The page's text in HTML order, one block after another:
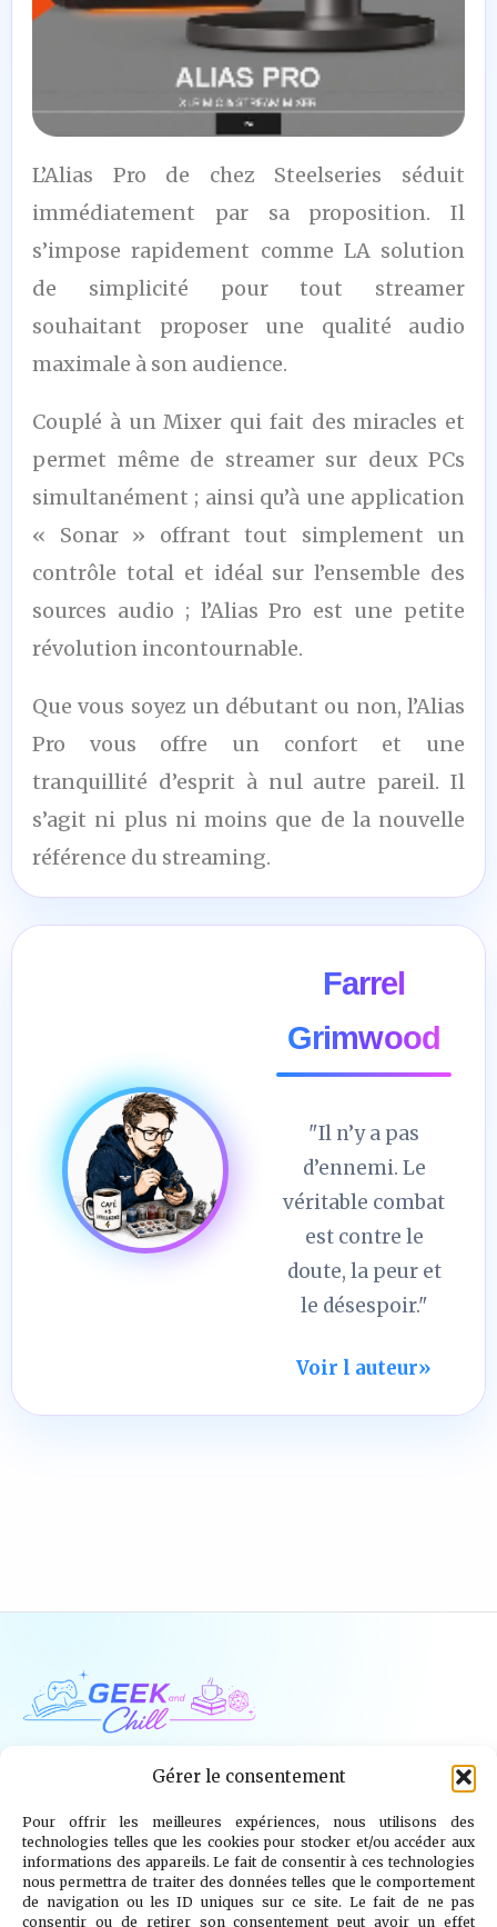
Gérer le consentement
Pour offrir les meilleures expériences, nous utilisons des
technologies telles que les cookies pour stocker et/ou accéder aux
informations des appareils. Le fait de consentir à ces technologies
nous permettra de traiter des données telles que le comportement
de navigation ou les ID uniques sur ce site. Le fait de ne pas
consentir ou de retirer son consentement peut avoir un effet
9,5
/10
L’Alias Pro de chez Steelseries séduit
immédiatement par sa proposition. Il
s’impose rapidement comme LA solution
de simplicité pour tout streamer
souhaitant proposer une qualité audio
maximale à son audience.
Couplé à un Mixer qui fait des miracles et
permet même de streamer sur deux PCs
simultanément ; ainsi qu’à une application
« Sonar » offrant tout simplement un
contrôle total et idéal sur l’ensemble des
sources audio ; l’Alias Pro est une petite
révolution incontournable.
Que vous soyez un débutant ou non, l’Alias
Pro vous offre un confort et une
tranquillité d’esprit à nul autre pareil. Il
s’agit ni plus ni moins que de la nouvelle
référence du streaming.
Farrel
Grimwood
"Il n’y a pas
d’ennemi. Le
véritable combat
est contre le
doute, la peur et
le désespoir."
Voir l auteur»
Jeux Vidéo Tech Tabletop Livres
Mangas / BD TV Goodies Kids